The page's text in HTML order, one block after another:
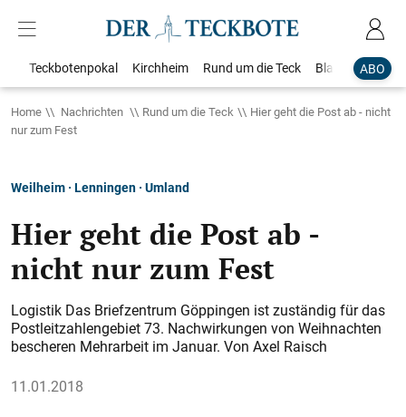
ABO
Teckbotenpokal Kirchheim Rund um die Teck Blaulicht
Home Nachrichten Rund um die Teck
Hier geht die Post ab - nicht
nur zum Fest
Weilheim · Lenningen · Umland
Hier geht die Post ab -
nicht nur zum Fest
Logistik Das Briefzentrum Göppingen ist zuständig für das
Postleitzahlengebiet 73. Nachwirkungen von Weihnachten
bescheren Mehrarbeit im Januar. Von Axel Raisch
11.01.2018